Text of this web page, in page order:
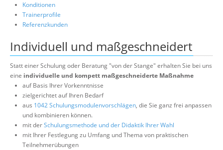
Konditionen
Trainerprofile
Referenzkunden
Individuell und maßgeschneidert
Statt einer Schulung oder Beratung "von der Stange" erhalten Sie bei uns
eine individuelle und kompett maßgeschneiderte Maßnahme
auf Basis Ihrer Vorkenntnisse
zielgerichtet auf Ihren Bedarf
aus 1042 Schulungsmodulenvorschlägen, die Sie ganz frei anpassen
und kombinieren können.
mit derSchulungsmethode und der Didaktik Ihrer Wahl
mit Ihrer Festlegung zu Umfang und Thema von praktischen
Teilnehmerübungen